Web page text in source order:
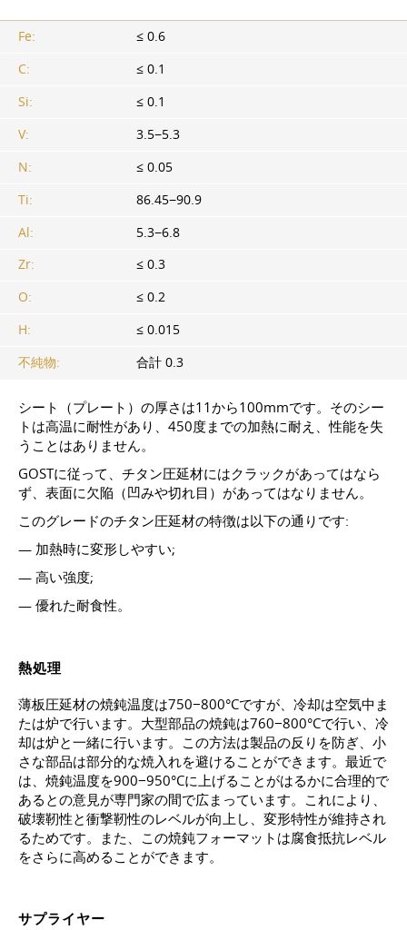
Fe:
≤ 0.6
C:
≤ 0.1
Si:
≤ 0.1
V:
3.5−5.3
N:
≤ 0.05
Ti:
86.45−90.9
Al:
5.3−6.8
Zr:
≤ 0.3
O:
≤ 0.2
H:
≤ 0.015
不純物:
合計 0.3
シート（プレート）の厚さは11から100mmです。そのシー
トは高温に耐性があり、450度までの加熱に耐え、性能を失
うことはありません。
GOSTに従って、チタン圧延材にはクラックがあってはなら
ず、表面に欠陥（凹みや切れ目）があってはなりません。
このグレードのチタン圧延材の特徴は以下の通りです:
— 加熱時に変形しやすい;
— 高い強度;
— 優れた耐食性。
熱処理
薄板圧延材の焼鈍温度は750−800°Cですが、冷却は空気中ま
たは炉で行います。大型部品の焼鈍は760−800°Cで行い、冷
却は炉と一緒に行います。この方法は製品の反りを防ぎ、小
さな部品は部分的な焼入れを避けることができます。最近で
は、焼鈍温度を900−950°Cに上げることがはるかに合理的で
あるとの意見が専門家の間で広まっています。これにより、
破壊靭性と衝撃靭性のレベルが向上し、変形特性が維持され
るためです。また、この焼鈍フォーマットは腐食抵抗レベル
をさらに高めることができます。
サプライヤー